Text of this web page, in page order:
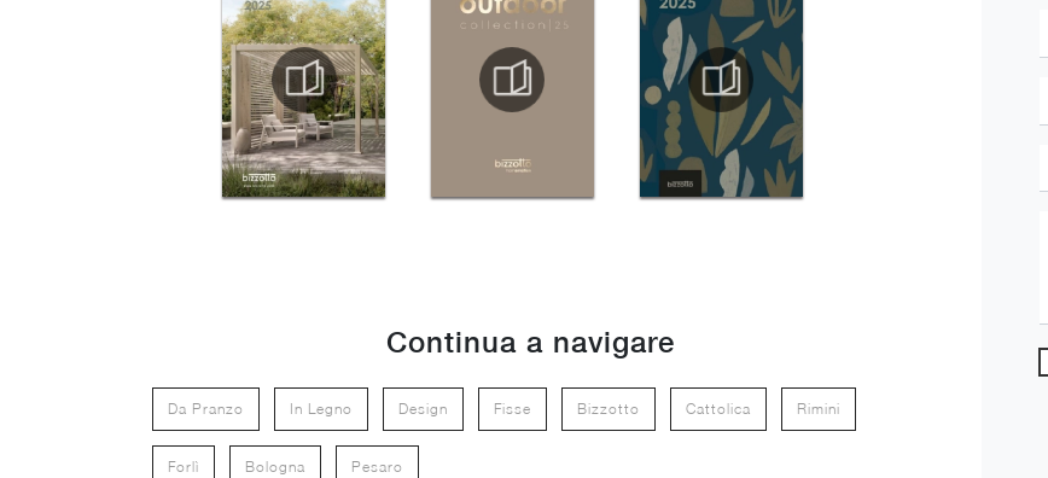
Continua a navigare
Da Pranzo In Legno Design Fisse Bizzotto Cattolica Rimini
Forlì Bologna Pesaro